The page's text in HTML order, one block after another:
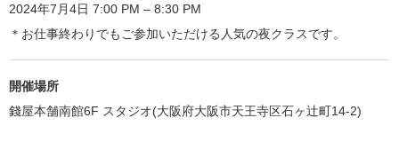
2024年7月4日 7:00 PM – 8:30 PM
＊お仕事終わりでもご参加いただける人気の夜クラスです。
開催場所
錢屋本舗南館6F スタジオ(大阪府大阪市天王寺区石ヶ辻町14-2)